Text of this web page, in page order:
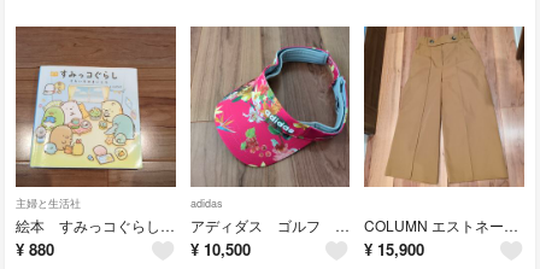
主婦と生活社
絵本 すみっコぐらし そらいろのまいにち
¥ 880
adidas
アディダス ゴルフ サンバイザー ピンク 花柄
¥ 10,500
COLUMN エストネーション タック ワイドパンツ ブラウン 36
¥ 15,900